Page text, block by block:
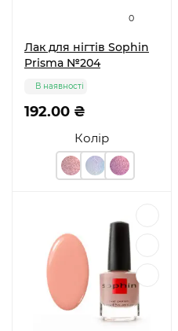
0
Лак для нігтів Sophin
Prisma №204
Колір
192.00 ₴
В наявності